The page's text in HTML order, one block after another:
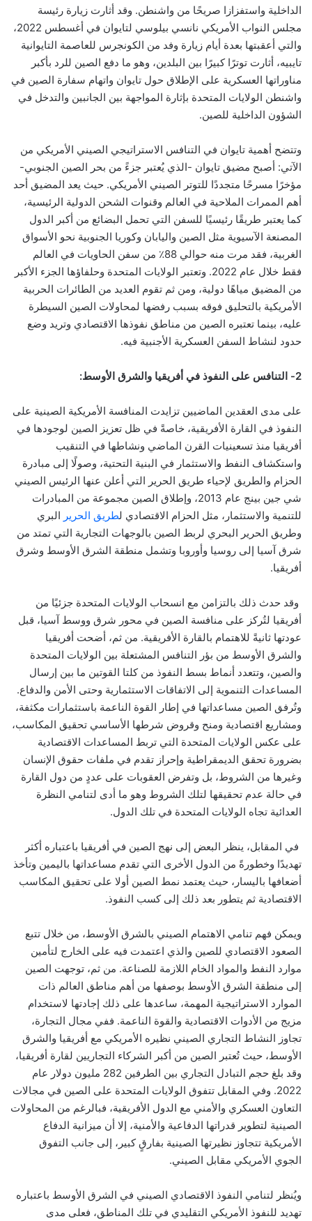
الداخلية واستفزازا صريحًا من واشنطن. وقد أثارت زيارة رئيسة
مجلس النواب الأمريكي نانسي بيلوسي لتايوان في أغسطس 2022،
والتي أعقبتها بعدة أيام زيارة وفد من الكونجرس للعاصمة التايوانية
تايبيه، أثارت توترًا كبيرًا بين البلدين، وهو ما دفع الصين للرد بأكبر
مناوراتها العسكرية على الإطلاق حول تايوان واتهام سفارة الصين في
واشنطن الولايات المتحدة بإثارة المواجهة بين الجانبين والتدخل في
الشؤون الداخلية للصين.
وتتضح أهمية تايوان في التنافس الاستراتيجي الصيني الأمريكي من
الآتي: أصبح مضيق تايوان -الذي يُعتبر جزءً من بحر الصين الجنوبي-
مؤخرًا مسرحًا متجددًا للتوتر الصيني الأمريكي. حيث يعد المضيق أحد
أهم الممرات الملاحية في العالم وقنوات الشحن الدولية الرئيسية،
كما يعتبر طريقًا رئيسيًا للسفن التي تحمل البضائع من أكبر الدول
المصنعة الآسيوية مثل الصين واليابان وكوريا الجنوبية نحو الأسواق
الغربية، فقد مرت منه حوالي 88٪ من سفن الحاويات في العالم
فقط خلال عام 2022. وتعتبر الولايات المتحدة وحلفاؤها الجزء الأكبر
من المضيق مياهًا دولية، ومن ثم تقوم العديد من الطائرات الحربية
الأمريكية بالتحليق فوقه بسبب رفضها لمحاولات الصين السيطرة
عليه، بينما تعتبره الصين من مناطق نفوذها الاقتصادي وتريد وضع
حدود لنشاط السفن العسكرية الأجنبية فيه.
2- التنافس على النفوذ في أفريقيا والشرق الأوسط:
على مدى العقدين الماضيين تزايدت المنافسة الأمريكية الصينية على
النفوذ في القارة الأفريقية، خاصةً في ظل تعزيز الصين لوجودها في
أفريقيا منذ تسعينيات القرن الماضي ونشاطها في التنقيب
واستكشاف النفط والاستثمار في البنية التحتية، وصولًا إلى مبادرة
الحزام والطريق لإحياء طريق الحرير التي أعلن عنها الرئيس الصيني
شي جين بينج عام 2013، وإطلاق الصين مجموعة من المبادرات
للتنمية والاستثمار، مثل الحزام الاقتصادي لطريق الحرير البري
وطريق الحرير البحري لربط الصين بالوجهات التجارية التي تمتد من
شرق آسيا إلى روسيا وأوروبا وتشمل منطقة الشرق الأوسط وشرق
أفريقيا.
وقد حدث ذلك بالتزامن مع انسحاب الولايات المتحدة جزئيًا من
أفريقيا لتُركز على منافسة الصين في محور شرق ووسط آسيا، قبل
عودتها ثانيةً للاهتمام بالقارة الأفريقية. من ثم، أضحت أفريقيا
والشرق الأوسط من بؤر التنافس المشتعلة بين الولايات المتحدة
والصين، وتتعدد أنماط بسط النفوذ من كلتا القوتين ما بين إرسال
المساعدات التنموية إلى الاتفاقات الاستثمارية وحتى الأمن والدفاع.
وتُرفق الصين مساعداتها في إطار القوة الناعمة باستثمارات مكثفة،
ومشاريع اقتصادية ومنح وقروض شرطها الأساسي تحقيق المكاسب،
على عكس الولايات المتحدة التي تربط المساعدات الاقتصادية
بضرورة تحقق الديمقراطية وإحراز تقدم في ملفات حقوق الإنسان
وغيرها من الشروط، بل وتفرض العقوبات على عددٍ من دول القارة
في حالة عدم تحقيقها لتلك الشروط وهو ما أدى لتنامي النظرة
العدائية تجاه الولايات المتحدة في تلك الدول.
في المقابل، ينظر البعض إلى نهج الصين في أفريقيا باعتباره أكثر
تهديدًا وخطورةً من الدول الأخرى التي تقدم مساعداتها باليمين وتأخذ
أضعافها باليسار، حيث يعتمد نمط الصين أولا على تحقيق المكاسب
الاقتصادية ثم يتطور بعد ذلك إلى كسب النفوذ.
ويمكن فهم تنامي الاهتمام الصيني بالشرق الأوسط، من خلال تتبع
الصعود الاقتصادي للصين والذي اعتمدت فيه على الخارج لتأمين
موارد النفط والمواد الخام اللازمة للصناعة. من ثم، توجهت الصين
إلى منطقة الشرق الأوسط بوصفها من أهم مناطق العالم ذات
الموارد الاستراتيجية المهمة، ساعدها على ذلك إجادتها لاستخدام
مزيج من الأدوات الاقتصادية والقوة الناعمة. ففي مجال التجارة،
تجاوز النشاط التجاري الصيني نظيره الأمريكي مع أفريقيا والشرق
الأوسط، حيث تُعتبر الصين من أكبر الشركاء التجاريين لقارة أفريقيا،
وقد بلغ حجم التبادل التجاري بين الطرفين 282 مليون دولار عام
2022. وفي المقابل تتفوق الولايات المتحدة على الصين في مجالات
التعاون العسكري والأمني مع الدول الأفريقية، فبالرغم من المحاولات
الصينية لتطوير قدراتها الدفاعية والأمنية، إلا أن ميزانية الدفاع
الأمريكية تتجاوز نظيرتها الصينية بفارقٍ كبير، إلى جانب التفوق
الجوي الأمريكي مقابل الصيني.
ويُنظر لتنامي النفوذ الاقتصادي الصيني في الشرق الأوسط باعتباره
تهديد للنفوذ الأمريكي التقليدي في تلك المناطق، فعلى مدى